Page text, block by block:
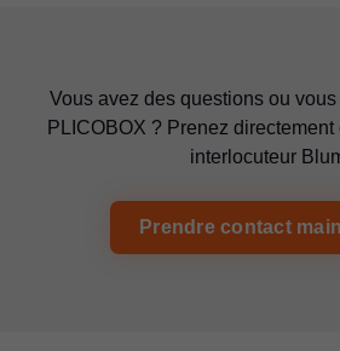
Vous avez des questions ou
PLICOBOX ? Prenez
interlocuteur
Prendre contact